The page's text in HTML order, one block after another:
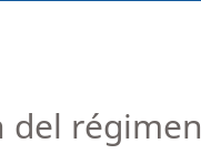
régimen